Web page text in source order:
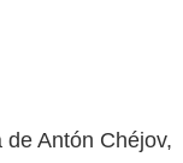
Antón Chéjov,